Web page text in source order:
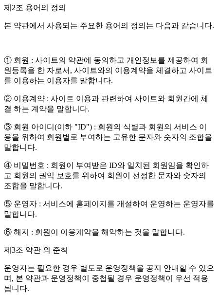
제2조 용어의 정의
본 약관에서 사용되는 주요한 용어의 정의는 다음과 같습니다.
① 회원 : 사이트의 약관에 동의하고 개인정보를 제공하여 회
원등록을 한 자로서, 사이트와의 이용계약을 체결하고 사이트
를 이용하는 이용자를 말합니다.
② 이용계약 : 사이트 이용과 관련하여 사이트와 회원간에 체
결 하는 계약을 말합니다.
③ 회원 아이디(이하 "ID") : 회원의 식별과 회원의 서비스 이
용을 위하여 회원별로 부여하는 고유한 문자와 숫자의 조합을
말합니다.
④ 비밀번호 : 회원이 부여받은 ID와 일치된 회원임을 확인하
고 회원의 권익 보호를 위하여 회원이 선정한 문자와 숫자의
조합을 말합니다.
⑤ 운영자 : 서비스에 홈페이지를 개설하여 운영하는 운영자를
말합니다.
⑥ 해지 : 회원이 이용계약을 해약하는 것을 말합니다.
제3조 약관 외 준칙
운영자는 필요한 경우 별도로 운영정책을 공지 안내할 수 있으
며, 본 약관과 운영정책이 중첩될 경우 운영정책이 우선 적용
됩니다.